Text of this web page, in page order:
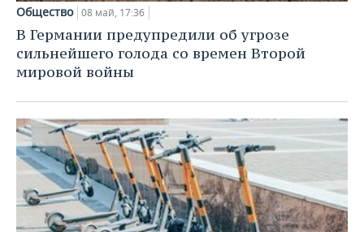
Общество 08 май, 17:36
В Германии предупредили об угрозе
сильнейшего голода со времен Второй
мировой войны